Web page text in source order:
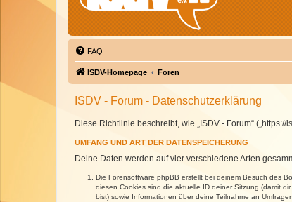
FAQ
ISDV-Homepage Foren
ISDV - Forum - Datenschutzerklärung
Diese Richtlinie beschreibt, wie „ISDV - Forum“
UMFANG UND ART DER DATENSPEICHERUNG
Deine Daten werden auf vier verschiedene Arten
Die Forensoftware phpBB erstellt bei deinem Besuch des
diesen Cookies sind die aktuelle ID deiner Sitzung (damit
bist) sowie Informationen über deine Teilnahme an